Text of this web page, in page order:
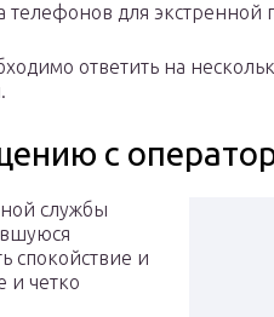
для экстренной
ответить на
с
службы
спокойствие и
и четко